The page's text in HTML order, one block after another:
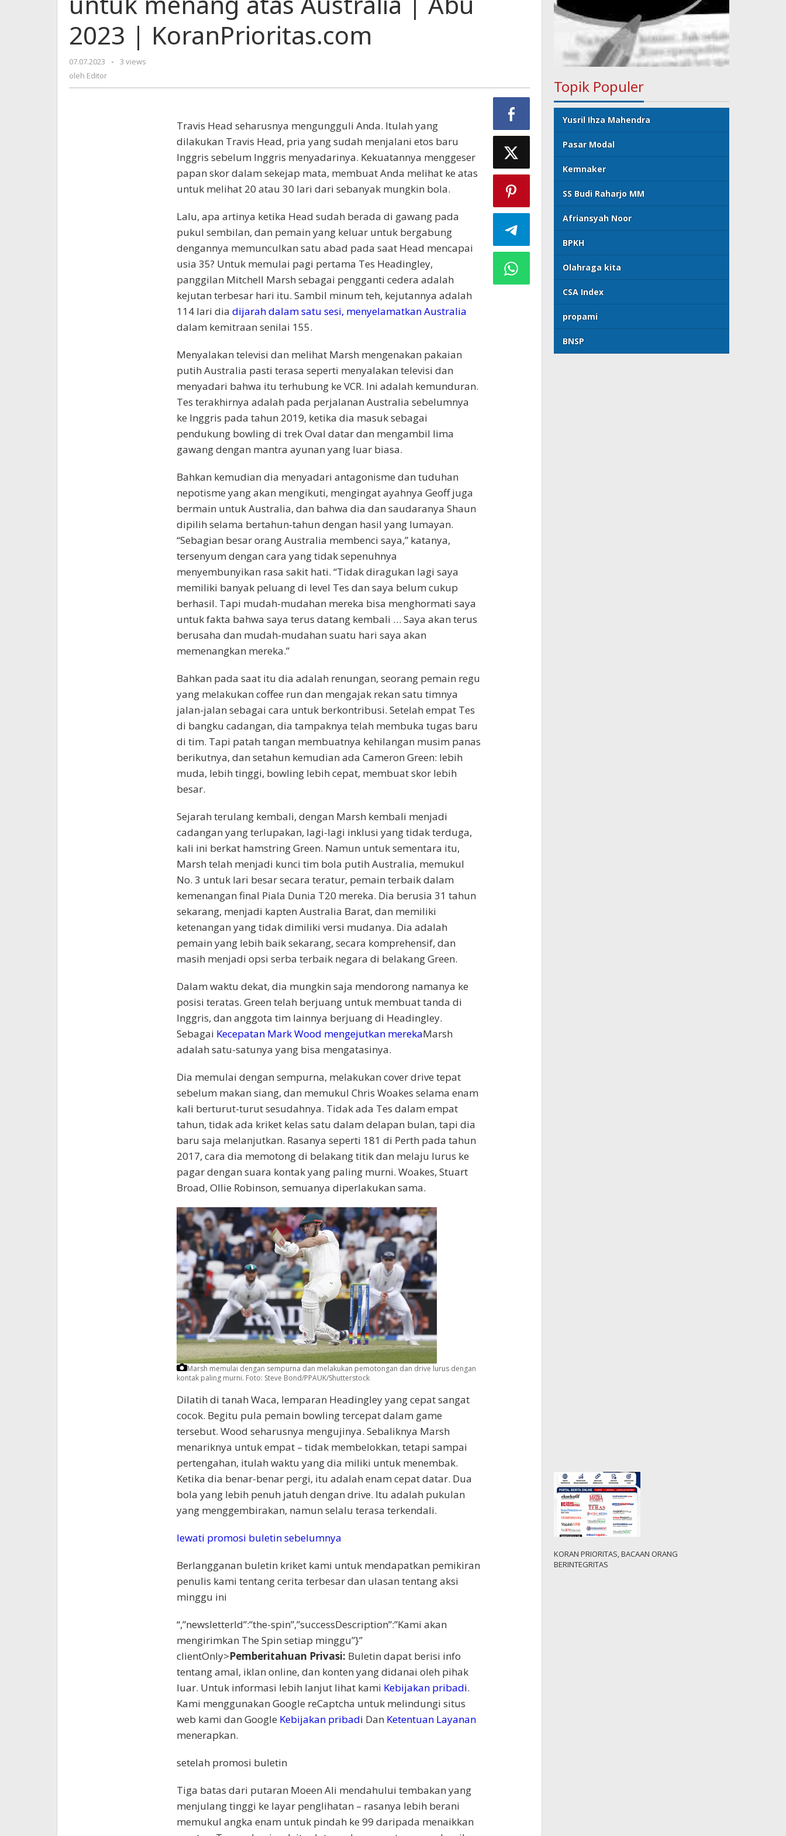
menang
Australia
Abu
|
2023 | KoranPrioritas.com
07.07.2023
oleh
-
3 views
oleh Editor
Travis Head seharusnya mengungguli Anda. Itulah yang
dilakukan Travis Head, pria yang sudah menjalani etos baru
Inggris sebelum Inggris menyadarinya. Kekuatannya menggeser
papan skor dalam sekejap mata, membuat Anda melihat ke atas
untuk melihat 20 atau 30 lari dari sebanyak mungkin bola.
Lalu, apa artinya ketika Head sudah berada di gawang pada
pukul sembilan, dan pemain yang keluar untuk bergabung
dengannya memunculkan satu abad pada saat Head mencapai
usia 35? Untuk memulai pagi pertama Tes Headingley,
panggilan Mitchell Marsh sebagai pengganti cedera adalah
kejutan terbesar hari itu. Sambil minum teh, kejutannya adalah
114 lari dia dijarah dalam satu sesi, menyelamatkan Australia
dalam kemitraan senilai 155.
Menyalakan televisi dan melihat Marsh mengenakan pakaian
putih Australia pasti terasa seperti menyalakan televisi dan
menyadari bahwa itu terhubung ke VCR. Ini adalah kemunduran.
Tes terakhirnya adalah pada perjalanan Australia sebelumnya
ke Inggris pada tahun 2019, ketika dia masuk sebagai
pendukung bowling di trek Oval datar dan mengambil lima
gawang dengan mantra ayunan yang luar biasa.
Bahkan kemudian dia menyadari antagonisme dan tuduhan
nepotisme yang akan mengikuti, mengingat ayahnya Geoff juga
bermain untuk Australia, dan bahwa dia dan saudaranya Shaun
dipilih selama bertahun-tahun dengan hasil yang lumayan.
“Sebagian besar orang Australia membenci saya,” katanya,
tersenyum dengan cara yang tidak sepenuhnya
menyembunyikan rasa sakit hati. “Tidak diragukan lagi saya
memiliki banyak peluang di level Tes dan saya belum cukup
berhasil. Tapi mudah-mudahan mereka bisa menghormati saya
untuk fakta bahwa saya terus datang kembali … Saya akan terus
berusaha dan mudah-mudahan suatu hari saya akan
memenangkan mereka.”
Bahkan pada saat itu dia adalah renungan, seorang pemain regu
yang melakukan coffee run dan mengajak rekan satu timnya
jalan-jalan sebagai cara untuk berkontribusi. Setelah empat Tes
di bangku cadangan, dia tampaknya telah membuka tugas baru
di tim. Tapi patah tangan membuatnya kehilangan musim panas
berikutnya, dan setahun kemudian ada Cameron Green: lebih
muda, lebih tinggi, bowling lebih cepat, membuat skor lebih
besar.
Sejarah terulang kembali, dengan Marsh kembali menjadi
cadangan yang terlupakan, lagi-lagi inklusi yang tidak terduga,
kali ini berkat hamstring Green. Namun untuk sementara itu,
Marsh telah menjadi kunci tim bola putih Australia, memukul
No. 3 untuk lari besar secara teratur, pemain terbaik dalam
kemenangan final Piala Dunia T20 mereka. Dia berusia 31 tahun
sekarang, menjadi kapten Australia Barat, dan memiliki
ketenangan yang tidak dimiliki versi mudanya. Dia adalah
pemain yang lebih baik sekarang, secara komprehensif, dan
masih menjadi opsi serba terbaik negara di belakang Green.
Dalam waktu dekat, dia mungkin saja mendorong namanya ke
posisi teratas. Green telah berjuang untuk membuat tanda di
Inggris, dan anggota tim lainnya berjuang di Headingley.
Sebagai Kecepatan Mark Wood mengejutkan merekaMarsh
adalah satu-satunya yang bisa mengatasinya.
Dia memulai dengan sempurna, melakukan cover drive tepat
sebelum makan siang, dan memukul Chris Woakes selama enam
kali berturut-turut sesudahnya. Tidak ada Tes dalam empat
tahun, tidak ada kriket kelas satu dalam delapan bulan, tapi dia
baru saja melanjutkan. Rasanya seperti 181 di Perth pada tahun
2017, cara dia memotong di belakang titik dan melaju lurus ke
pagar dengan suara kontak yang paling murni. Woakes, Stuart
Broad, Ollie Robinson, semuanya diperlakukan sama.
Marsh memulai dengan sempurna dan melakukan pemotongan dan drive lurus dengan
kontak paling murni. Foto: Steve Bond/PPAUK/Shutterstock
Dilatih di tanah Waca, lemparan Headingley yang cepat sangat
cocok. Begitu pula pemain bowling tercepat dalam game
tersebut. Wood seharusnya mengujinya. Sebaliknya Marsh
menariknya untuk empat – tidak membelokkan, tetapi sampai
pertengahan, itulah waktu yang dia miliki untuk menembak.
Ketika dia benar-benar pergi, itu adalah enam cepat datar. Dua
bola yang lebih penuh jatuh dengan drive. Itu adalah pukulan
yang menggembirakan, namun selalu terasa terkendali.
lewati promosi buletin sebelumnya
Berlangganan buletin kriket kami untuk mendapatkan pemikiran
penulis kami tentang cerita terbesar dan ulasan tentang aksi
minggu ini
“,”newsletterId”:”the-spin”,”successDescription”:”Kami akan
mengirimkan The Spin setiap minggu”}”
clientOnly>Pemberitahuan Privasi: Buletin dapat berisi info
tentang amal, iklan online, dan konten yang didanai oleh pihak
luar. Untuk informasi lebih lanjut lihat kami Kebijakan pribadi.
Kami menggunakan Google reCaptcha untuk melindungi situs
web kami dan Google Kebijakan pribadi Dan Ketentuan Layanan
menerapkan.
setelah promosi buletin
Tiga batas dari putaran Moeen Ali mendahului tembakan yang
menjulang tinggi ke layar penglihatan – rasanya lebih berani
memukul angka enam untuk pindah ke 99 daripada menaikkan
Topik Populer
Yusril Ihza Mahendra
Pasar Modal
Kemnaker
SS Budi Raharjo MM
Afriansyah Noor
BPKH
Olahraga kita
CSA Index
propami
BNSP
KORAN PRIORITAS, BACAAN ORANG
BERINTEGRITAS